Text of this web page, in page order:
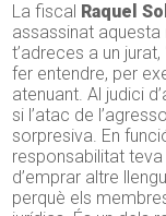
La fiscal Raquel
assassinat aquesta
t’adreces a un jurat,
fer entendre, per
atenuant. Al judici
si l’atac de
sorpresiva. En
responsabilitat
d’emprar altre
perquè els